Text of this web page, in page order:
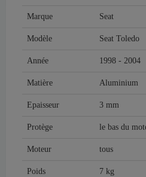
Marque Seat
Modèle Seat Toledo
Année 1998 - 2004
Matière Aluminium
Epaisseur 3 mm
Protège le bas du
Moteur tous
Poids 7 kg